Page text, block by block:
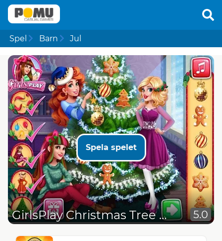
Spel Barn Jul
Spela spelet
GirlsPlay Christmas Tree Deco 5.0